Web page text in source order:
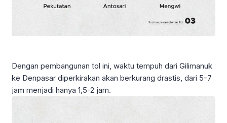
Dengan pembangunan tol ini, waktu tempuh dari Gilimanuk
ke Denpasar diperkirakan akan berkurang drastis, dari 5-7
jam menjadi hanya 1,5-2 jam.